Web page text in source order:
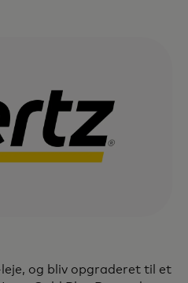
tab
og bliv opgraderet til et